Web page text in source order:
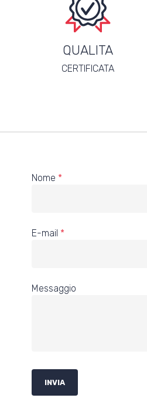
QUALITA
CERTIFICATA
Nome *
E-mail *
Messaggio